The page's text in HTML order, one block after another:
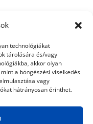
technológiákat
tárolására és/vagy
akkor olyan
a böngészési viselkedés
vagy
hátrányosan érinthet.